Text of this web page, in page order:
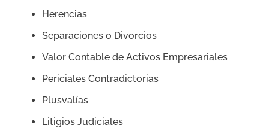
Herencias
Separaciones o Divorcios
Valor Contable de Activos Empresariales
Periciales Contradictorias
Plusvalías
Litigios Judiciales